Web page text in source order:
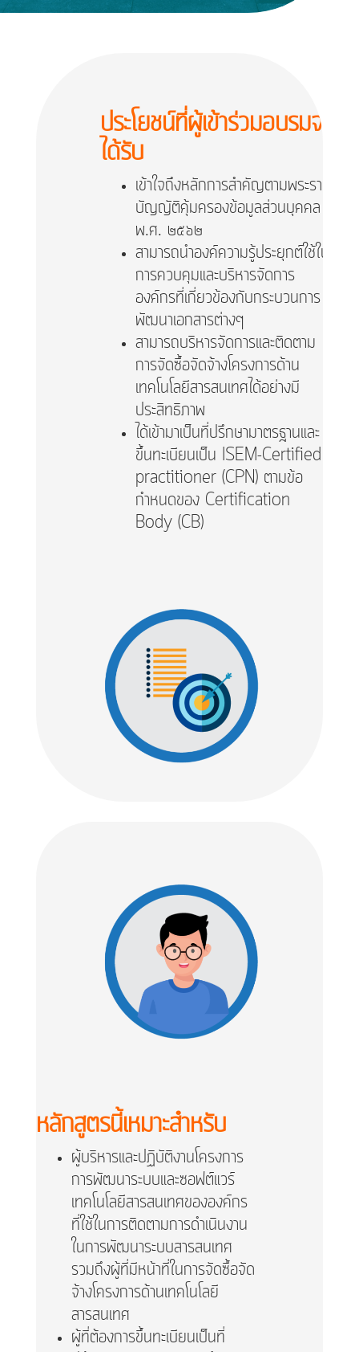
ประโยชน์ที่ผู้เข้าร่วมอบรมจะ
ได้รับ
เข้าใจถึงหลักการสำคัญตามพระราช
บัญญัติคุ้มครองข้อมูลส่วนบุคคล
พ.ศ. ๒๕๖๒
สามารถนำองค์ความรู้ประยุกต์ใช้ใน
การควบคุมและบริหารจัดการ
องค์กรที่เกี่ยวข้องกับกระบวนการ
พัฒนาเอกสารต่างๆ
สามารถบริหารจัดการและติดตาม
การจัดซื้อจัดจ้างโครงการด้าน
เทคโนโลยีสารสนเทศได้อย่างมี
ประสิทธิภาพ
ได้เข้ามาเป็นที่ปรึกษามาตรฐานและ
ขึ้นทะเบียนเป็น ISEM-Certified
practitioner (CPN) ตามข้อ
กำหนดของ Certification
Body (CB)
หลักสูตรนี้เหมาะสำหรับ​
ผู้บริหารและปฏิบัติงานโครงการ
การพัฒนาระบบและซอฟต์แวร์
เทคโนโลยีสารสนเทศขององค์กร
ที่ใช้ในการติดตามการดำเนินงาน
ในการพัฒนาระบบสารสนเทศ
รวมถึงผู้ที่มีหน้าที่ในการจัดซื้อจัด
จ้างโครงการด้านเทคโนโลยี
สารสนเทศ
ผู้ที่ต้องการขึ้นทะเบียนเป็นที่